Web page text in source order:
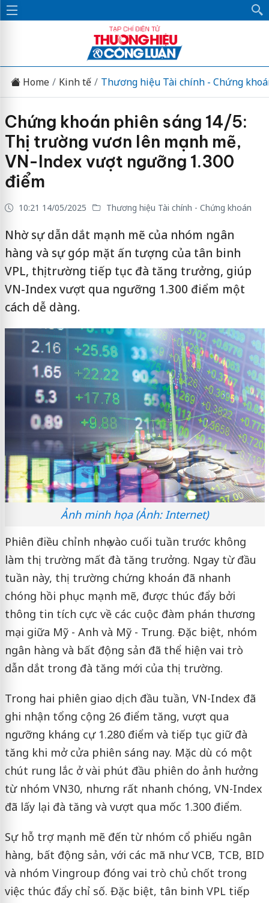
Home Kinh tế Thương hiệu Tài chính - Chứng
Chứng khoán phiên sáng 14/5:
Thị trường vươn lên mạnh mẽ,
VN-Index vượt ngưỡng 1.300
điểm
10:21 14/05/2025 Thương hiệu Tài chính - Chứng khoán
Nhờ sự dẫn dắt mạnh mẽ của nhóm ngân
hàng và sự góp mặt ấn tượng của tân binh
VPL, thị trường tiếp tục đà tăng trưởng, giúp
VN-Index vượt qua ngưỡng 1.300 điểm một
cách dễ dàng.
Ảnh minh họa (Ảnh: Internet)
Phiên điều chỉnh nhẹ vào cuối tuần trước không
làm thị trường mất đà tăng trưởng. Ngay từ đầu
tuần này, thị trường chứng khoán đã nhanh
chóng hồi phục mạnh mẽ, được thúc đẩy bởi
thông tin tích cực về các cuộc đàm phán thương
mại giữa Mỹ - Anh và Mỹ - Trung. Đặc biệt, nhóm
ngân hàng và bất động sản đã thể hiện vai trò
dẫn dắt trong đà tăng mới của thị trường.
Trong hai phiên giao dịch đầu tuần, VN-Index đã
ghi nhận tổng cộng 26 điểm tăng, vượt qua
ngưỡng kháng cự 1.280 điểm và tiếp tục giữ đà
tăng khi mở cửa phiên sáng nay. Mặc dù có một
chút rung lắc ở vài phút đầu phiên do ảnh hưởng
từ nhóm VN30, nhưng rất nhanh chóng, VN-Index
đã lấy lại đà tăng và vượt qua mốc 1.300 điểm.
Sự hỗ trợ mạnh mẽ đến từ nhóm cổ phiếu ngân
hàng, bất động sản, với các mã như VCB, TCB, BID
và nhóm Vingroup đóng vai trò chủ chốt trong
việc thúc đẩy chỉ số. Đặc biệt, tân binh VPL tiếp